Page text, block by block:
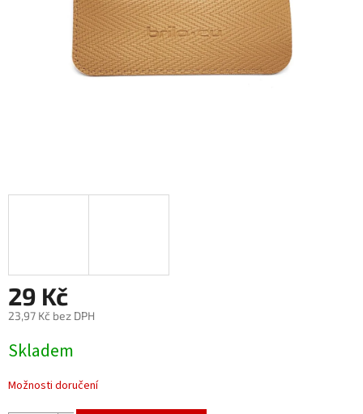
29 Kč
23,97 Kč bez DPH
cena:
Skladem
Možnosti doručení